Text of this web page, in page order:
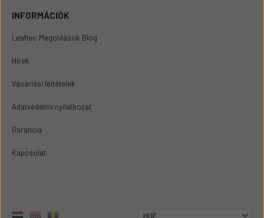
INFORMÁCIÓK
Leaftec Megoldások Blog
Hírek
Vásárlási feltételek
Adatvédelmi nyilatkozat
Garancia
Kapcsolat